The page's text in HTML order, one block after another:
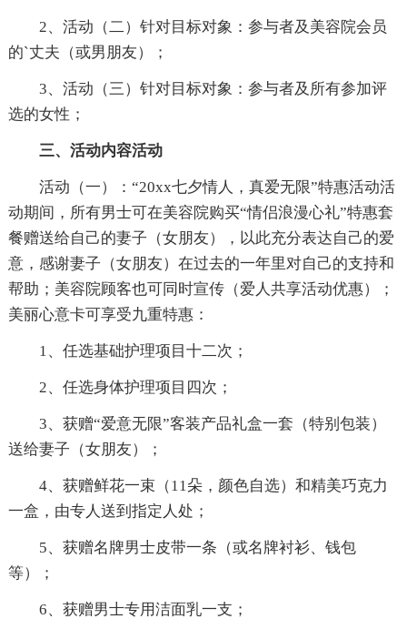
2、活动（二）针对目标对象：参与者及美容院会员
的`丈夫（或男朋友）；
3、活动（三）针对目标对象：参与者及所有参加评
选的女性；
三、活动内容活动
活动（一）：“20xx七夕情人，真爱无限”特惠活动活
动期间，所有男士可在美容院购买“情侣浪漫心礼”特惠套
餐赠送给自己的妻子（女朋友），以此充分表达自己的爱
意，感谢妻子（女朋友）在过去的一年里对自己的支持和
帮助；美容院顾客也可同时宣传（爱人共享活动优惠）；
美丽心意卡可享受九重特惠：
1、任选基础护理项目十二次；
2、任选身体护理项目四次；
3、获赠“爱意无限”客装产品礼盒一套（特别包装）
送给妻子（女朋友）；
4、获赠鲜花一束（11朵，颜色自选）和精美巧克力
一盒，由专人送到指定人处；
5、获赠名牌男士皮带一条（或名牌衬衫、钱包
等）；
6、获赠男士专用洁面乳一支；